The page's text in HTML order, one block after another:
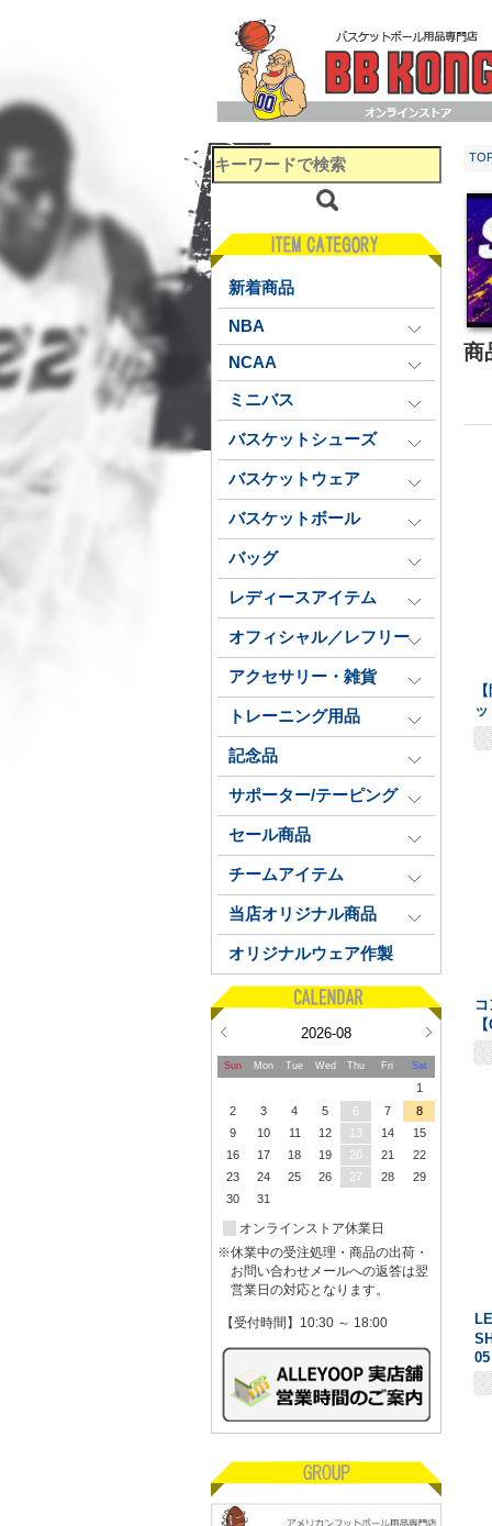
新着商品
NBA
NCAA
ミニバス
バスケットシューズ
バスケットウェア
バスケットボール
バッグ
レディースアイテム
オフィシャル／レフリー
アクセサリー・雑貨
トレーニング用品
記念品
サポーター/テーピング
セール商品
チームアイテム
当店オリジナル商品
オリジナルウェア作製
2026-08
Sun Mon Tue Wed Thu Fri Sat
1
2
3 4 5 6 7
8
9
10 11 12 13 14
15
16
17 18 19 20 21
22
23
24 25 26 27 28
29
30
31
オンラインストア休業日
※休業中の受注処理・商品の出荷・
お問い合わせメールへの返答は翌
営業日の対応となります。
【受付時間】10:30 ～ 18:00
商
05